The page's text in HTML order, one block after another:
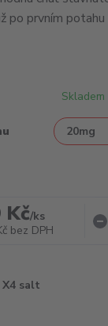
po prvním
Skladem
Kč/ks
bez DPH
X4 salt